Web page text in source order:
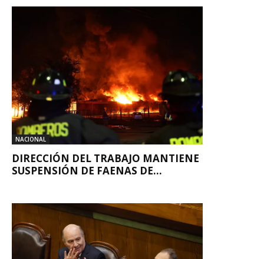
NACIONAL
DIRECCIÓN DEL TRABAJO MANTIENE
SUSPENSIÓN DE FAENAS DE...